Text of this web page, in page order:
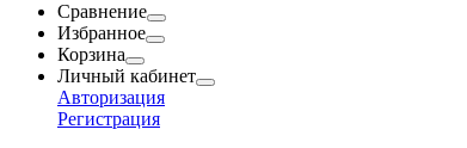
Сравнение
Избранное
Корзина
Личный кабинет
Авторизация
Регистрация